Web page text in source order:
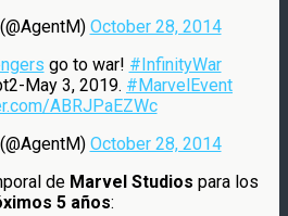
October 28, 2014
go to war! #InfinityWar
May 3, 2019. #MarvelEvent
ABRJPaEZWc
October 28, 2014
de Marvel Studios para los
5 años: